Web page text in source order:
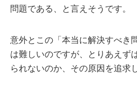
問題である、と言えそうです。
意外とこの「本当に解決すべき
は難しいのですが、とりあえず
られないのか、その原因を追求